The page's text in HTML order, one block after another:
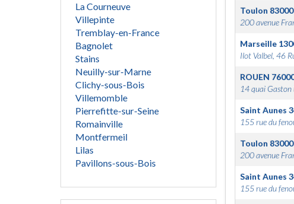
La Courneuve
Villepinte
Tremblay-en-France
Bagnolet
Stains
Neuilly-sur-Marne
Clichy-sous-Bois
Villemomble
Pierrefitte-sur-Seine
Romainville
Montfermeil
Lilas
Pavillons-sous-Bois
Toulon 83000
200 avenue
Marseille
Ilot Valbel, 46
ROUEN
14 quai Gaston
Saint Aunes
155 rue du
Toulon 83000
200 avenue
Saint Aunes
155 rue du